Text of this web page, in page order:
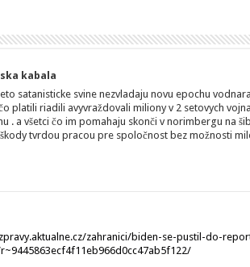
kabala
satanisticke svine nezvladaju novu epochu
platili riadili avyvraždovali miliony v 2 setovych
. a všetci čo im pomahaju skonči v norimbergu na
tvrdou pracou pre spoločnost bez možnosti
zahranici/biden-se-pustil-do-